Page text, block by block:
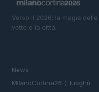
Verso il 2026: la magia
vette e la città.
News
MIlanoCortina26 (i luoghi)